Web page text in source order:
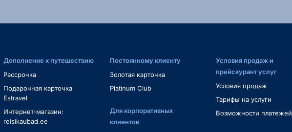
Дополнение к путешествию
Рассрочка
Подарочная карточка
Estravel
Интернет-магазин:
reisikaubad.ee
Постоянному клиенту
Золотая карточка
Platinum Club
Для корпоративных
клиентов
Условия продаж и
прейскурант услуг
Условия продаж
Тарифы на услуги
Возможности платежей